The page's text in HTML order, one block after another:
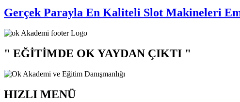
Gerçek Parayla En Kaliteli Slot Makineleri
" EĞİTİMDE OK YAYDAN ÇIKTI "
HIZLI MENÜ